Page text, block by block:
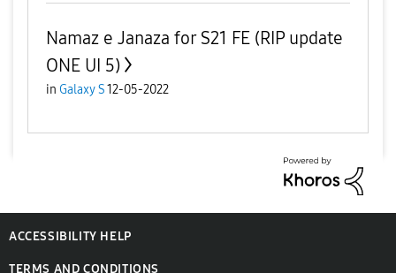
Namaz e Janaza for S21 FE (RIP update
ONE UI 5)
in Galaxy S12-05-2022
ACCESSIBILITY HELP
TERMS AND CONDITIONS